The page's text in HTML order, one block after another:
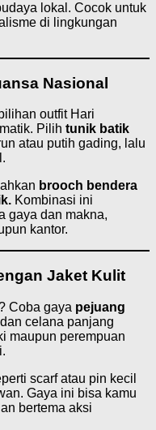
lokal. Cocok untuk
di lingkungan
Nasional
outfit Hari
Pilih tunik batik
atau putih gading, lalu
brooch bendera
Kombinasi ini
gaya dan makna,
kantor.
Jaket Kulit
Coba gaya pejuang
dan celana panjang
maupun perempuan
scarf atau pin kecil
Gaya ini bisa kamu
bertema aksi